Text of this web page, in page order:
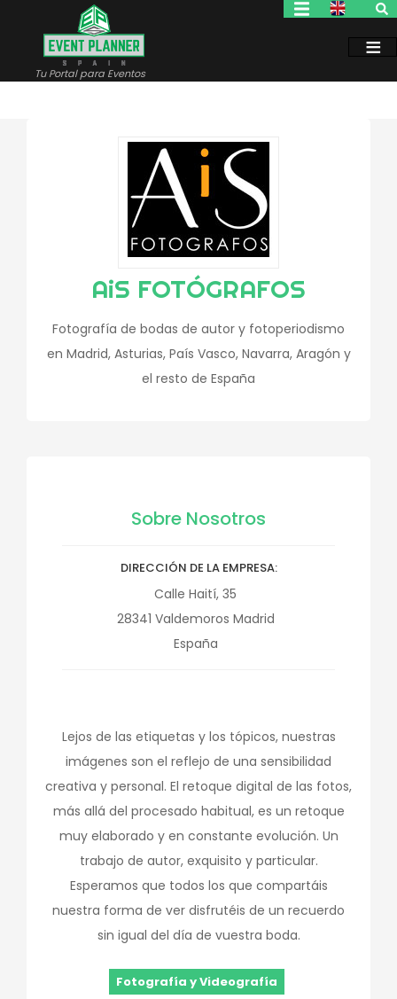
contenido
Tu Portal para Eventos
AiS FOTÓGRAFOS
Fotografía de bodas de autor y fotoperiodismo
en Madrid, Asturias, País Vasco, Navarra, Aragón y
el resto de España
Sobre Nosotros
DIRECCIÓN DE LA EMPRESA
Calle Haití, 35
28341 Valdemoros Madrid
España
Lejos de las etiquetas y los tópicos, nuestras
imágenes son el reflejo de una sensibilidad
creativa y personal. El retoque digital de las fotos,
más allá del procesado habitual, es un retoque
muy elaborado y en constante evolución. Un
trabajo de autor, exquisito y particular.
Esperamos que todos los que compartáis
nuestra forma de ver disfrutéis de un recuerdo
sin igual del día de vuestra boda.
Fotografía y Videografía